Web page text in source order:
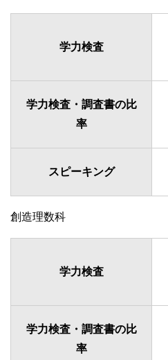
学力検査
学力検査・調査書の比
率
スピーキング
創造理数科
学力検査
学力検査・調査書の比
率